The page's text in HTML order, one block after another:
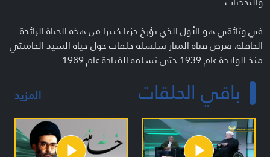
في وثائقي هو الأول الذي يؤرخ جزءا كبيرا من هذه الحياة الرائدة
الحافلة، تعرض قناة المنار سلسلة حلقات حول حياة السيد الخامنئي
منذ الولادة عام 1939 حتى تسلمه القيادة عام 1989.
الوثائقي “خامنئي” من انتاج المنار نتاج جهد كبير وطويل يكشف
خبايا عن خمسين عاما من حياة الامام الخامنئي بما فيها من ميزات
وابرز المنعطفات والاحداث، لتعطينا دروسا وفخرا واندفاعة اضافية،
مقرّين في الوقت نفسه ان هذه السيرة يبقى في اسرارها الكثير
ايضا وان التوصيف يعجز عن ايفاء هذا الامام جزءا بسيطا من ميزاته.
باقي الحلقات المزيد